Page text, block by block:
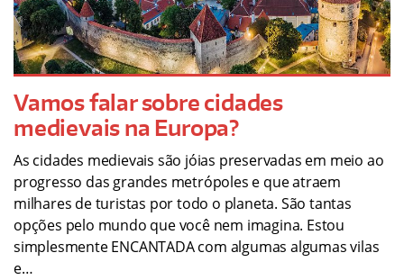
Vamos falar sobre cidades
medievais na Europa?
As cidades medievais são jóias preservadas em meio ao
progresso das grandes metrópoles e que atraem
milhares de turistas por todo o planeta. São tantas
opções pelo mundo que você nem imagina. Estou
simplesmente ENCANTADA com algumas algumas vilas
e…